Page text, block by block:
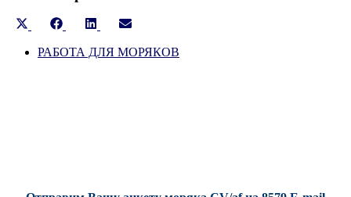
Share
X
Share
Facebook
Share
LinkedInEmail
РАБОТА ДЛЯ МОРЯКОВ